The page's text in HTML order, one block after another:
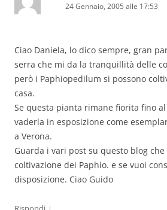
24 Gennaio, 2005 alle 17:53
Ciao Daniela, lo dico sempre, gran
serra che mi da la tranquillità delle
però i Paphiopedilum si possono
casa.
Se questa pianta rimane fiorita fino
vaderla in esposizione come
a Verona.
Guarda i vari post su questo blog
coltivazione dei Paphio. e se vuoi
disposizione. Ciao Guido